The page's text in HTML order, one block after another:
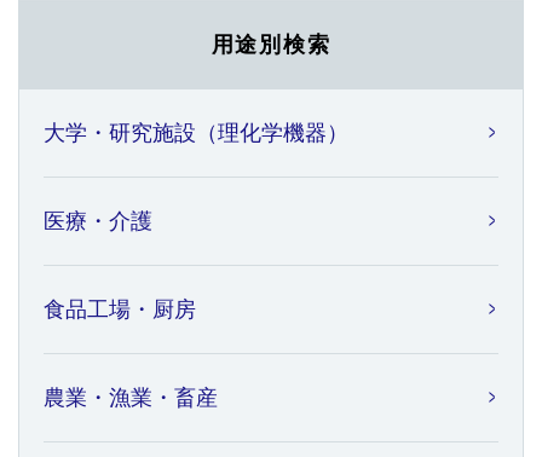
用途別検索
大学・研究施設（理化学機器）
医療・介護
食品工場・厨房
農業・漁業・畜産